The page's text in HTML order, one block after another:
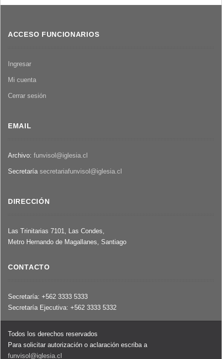
ACCESO FUNCIONARIOS
Ingresar
Mi cuenta
Cerrar sesión
EMAIL
Archivo: funvisol@iglesia.cl
Secretaría secretariafunvisol@iglesia.cl
DIRECCIÓN
Las Trinitarias 7101, Las Condes,
Metro Hernando de Magallanes, Santiago
CONTACTO
Secretaría: +562 3333 5333
Secretaría Ejecutiva: +562 3333 5332
Todos los derechos reservados
Para solicitar autorización o aclaración escriba a
funvisol@iglesia.cl